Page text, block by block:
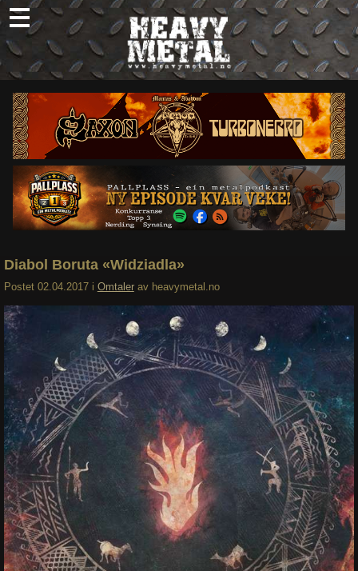
Skip
to
content
Nyheter
Omtaler
Intervjuer
Om oss
Abonner
Søk
Diabol Boruta «Widziadla»
Postet 02.04.2017 i Omtaler av heavymetal.no